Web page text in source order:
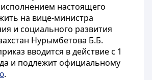
настоящего
на вице-министра
и социального развития
Нурымбетова Б.Б.
вводится в действие с 1
и подлежит официальному
.